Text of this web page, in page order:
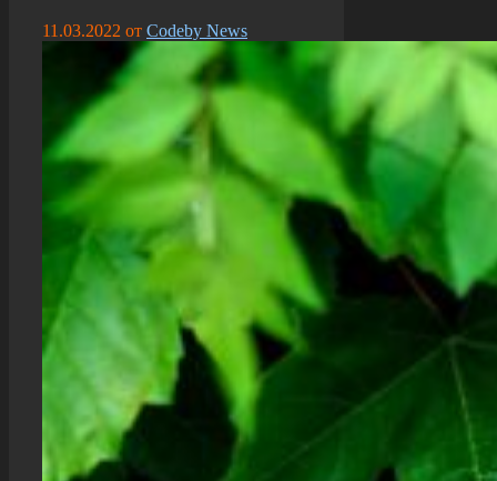
11.03.2022 от Codeby News